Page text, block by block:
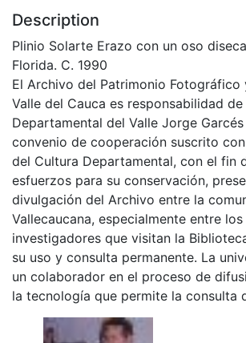
Description
Plinio Solarte Erazo con un oso
Florida. C. 1990
El Archivo del Patrimonio Fotográfico
Valle del Cauca es responsabilidad
Departamental del Valle Jorge
convenio de cooperación suscrito
del Cultura Departamental, con el fin
esfuerzos para su conservación,
divulgación del Archivo entre la
Vallecaucana, especialmente entre
investigadores que visitan la
su uso y consulta permanente. La
un colaborador en el proceso de
la tecnología que permite la consulta